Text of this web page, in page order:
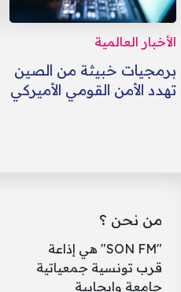
الأخبار العالمية
برمجيات خبيثة من الصين
تهدد الأمن القومي الأميركي
من نحن ؟
"SON FM" هي إذاعة
قرب تونسية جمعياتية
جامعة وإيجابية